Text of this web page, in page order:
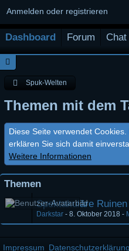
Anmelden oder registrieren
Dashboard Forum Chat
Spuk-Welten
Themen mit dem
Diese Seite verwendet
erklären Sie sich damit
Weitere Informationen
Themen
Spektakuläre
Darkstar - 8. Oktober 2018 -
Impressum Datenschutzerklärung